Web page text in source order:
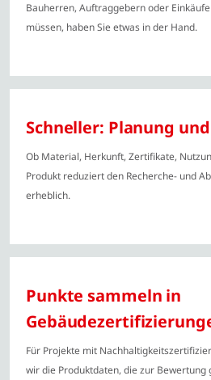
Bauherren, Auftraggebern oder
müssen, haben Sie etwas in der Hand.
Schneller: Planung
Ob Material, Herkunft, Zertifikate,
Produkt reduziert den Recherche- und
erheblich.
Punkte sammeln in
Für Projekte mit
wir die Produktdaten, die zur Bewertung